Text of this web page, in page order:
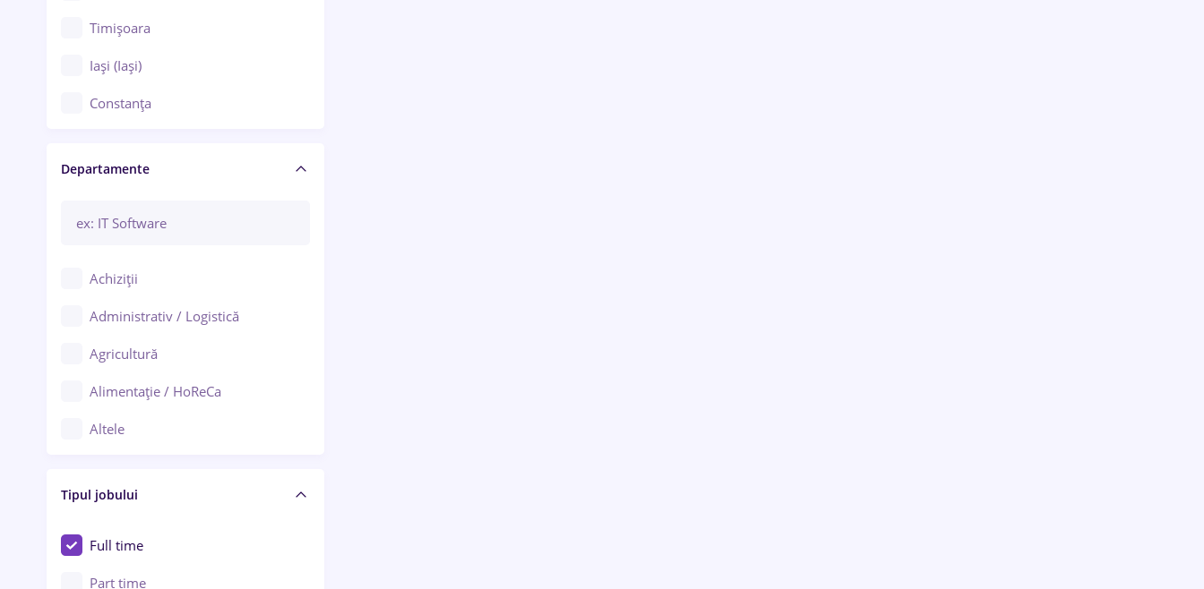
Timișoara
Iași (Iași)
Constanța
Brașov
Bacău
Galați (Galați)
Ploiești
Arad
Departamente
Achiziții
Administrativ / Logistică
Agricultură
Alimentație / HoReCa
Altele
Asigurări
Au pair / Babysitter / Curățenie
Audit / Consultanță
Tipul jobului
Full time
Part time